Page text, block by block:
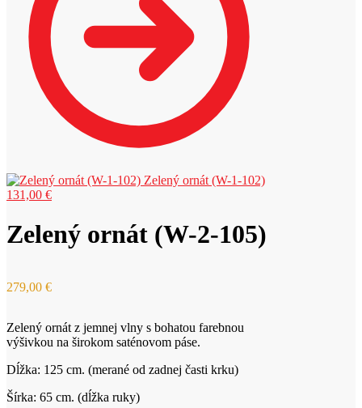
Zelený ornát (W-1-102)
131,00 €
Zelený ornát (W-2-105)
279,00 €
Zelený ornát z jemnej vlny s bohatou farebnou
výšivkou na širokom saténovom páse.
Dĺžka: 125 cm. (merané od zadnej časti krku)
Šírka: 65 cm. (dĺžka ruky)